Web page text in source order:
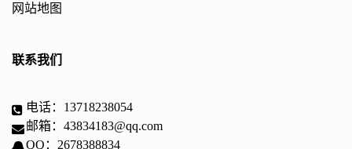
网站地图
联系我们
电话：13718238054
邮箱：43834183@qq.com
QQ：2678388834